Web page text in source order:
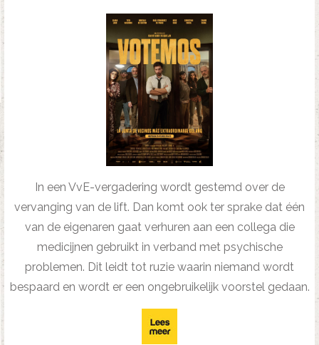
In een VvE-vergadering wordt gestemd over de
vervanging van de lift. Dan komt ook ter sprake dat één
van de eigenaren gaat verhuren aan een collega die
medicijnen gebruikt in verband met psychische
problemen. Dit leidt tot ruzie waarin niemand wordt
bespaard en wordt er een ongebruikelijk voorstel gedaan.